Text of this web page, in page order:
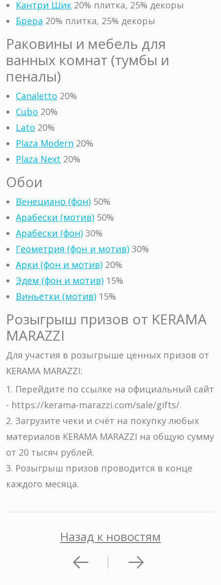
Кантри Шик 20% плитка, 25% декоры
Брера 20% плитка, 25% декоры
Раковины и мебель для
ванных комнат (тумбы и
пеналы)
Canaletto 20%
Cubo 20%
Lato 20%
Plaza Modern 20%
Plaza Next 20%
Обои
Венециано (фон) 50%
Арабески (мотив) 50%
Арабески (фон) 30%
Геометрия (фон и мотив) 30%
Арки (фон и мотив) 20%
Эдем (фон и мотив) 15%
Виньетки (мотив) 15%
Розыгрыш призов от KERAMA
MARAZZI
Для участия в розыгрыше ценных призов от
KERAMA MARAZZI:
1. Перейдите по ссылке на официальный сайт
- https://kerama-marazzi.com/sale/gifts/.
2. Загрузите чеки и счёт на покупку любых
материалов KERAMA MARAZZI на общую сумму
от 20 тысяч рублей.
3. Розыгрыш призов проводится в конце
каждого месяца.
Назад к новостям